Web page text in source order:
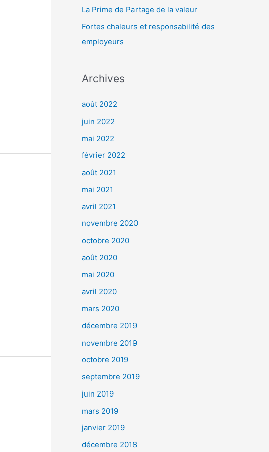
rLa Prime de Partage de la valeur
Fortes chaleurs et responsabilité des
employeurs
Archives
août 2022
juin 2022
mai 2022
février 2022
août 2021
mai 2021
avril 2021
novembre 2020
octobre 2020
août 2020
mai 2020
avril 2020
mars 2020
décembre 2019
novembre 2019
octobre 2019
septembre 2019
juin 2019
mars 2019
janvier 2019
décembre 2018